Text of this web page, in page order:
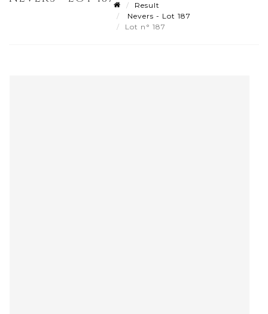
Result
Nevers - Lot 187
Lot n° 187